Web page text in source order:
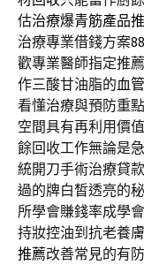
估治療爆青筋產品
治療專業借錢方案
歡專業醫師指定推薦
作三酸甘油脂的血
看懂治療與預防重
空間具有再利用價值
餘回收工作無論是
統開刀手術治療貸
過的牌白皙透亮的
所學會賺錢率成學
持妝控油到抗老養
推薦改善常見的有